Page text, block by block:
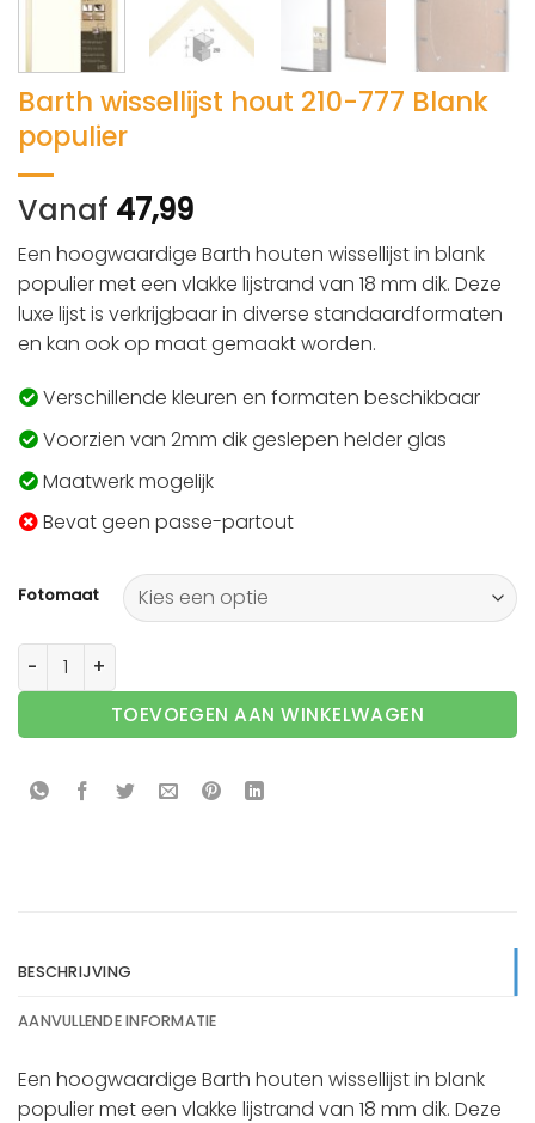
Barth wissellijst hout 210-777 Blank
populier
Vanaf 47,99
Een hoogwaardige Barth houten wissellijst in blank
populier met een vlakke lijstrand van 18 mm dik. Deze
luxe lijst is verkrijgbaar in diverse standaardformaten
en kan ook op maat gemaakt worden.
Verschillende kleuren en formaten beschikbaar
Voorzien van 2mm dik geslepen helder glas
Maatwerk mogelijk
Bevat geen passe-partout
Fotomaat
Barth wissellijst hout 210-777 Blank populier aantal
TOEVOEGEN AAN WINKELWAGEN
BESCHRIJVING
AANVULLENDE INFORMATIE
Een hoogwaardige Barth houten wissellijst in blank
populier met een vlakke lijstrand van 18 mm dik. Deze